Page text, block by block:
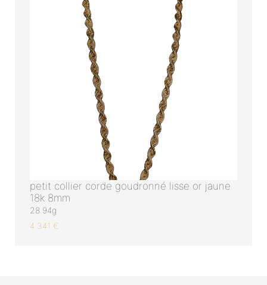
petit collier corde goudronné lisse or jaune
18k 8mm
28.94g
4 341 €